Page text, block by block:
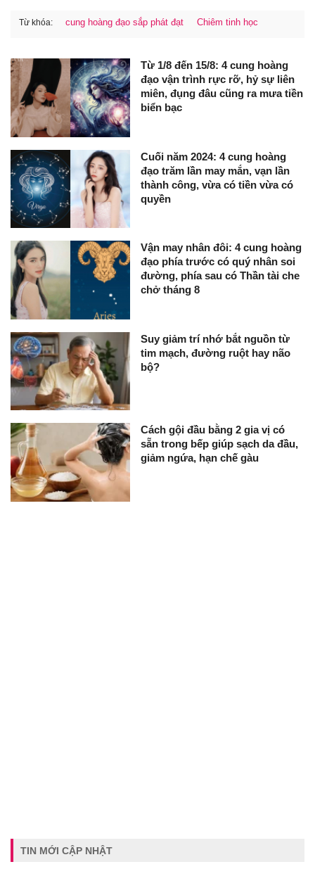
Từ khóa: cung hoàng đạo sắp phát đạt Chiêm tinh học
Từ 1/8 đến 15/8: 4 cung hoàng
đạo vận trình rực rỡ, hỷ sự liên
miên, đụng đâu cũng ra mưa tiền
biển bạc
Cuối năm 2024: 4 cung hoàng
đạo trăm lần may mắn, vạn lần
thành công, vừa có tiền vừa có
quyền
Vận may nhân đôi: 4 cung hoàng
đạo phía trước có quý nhân soi
đường, phía sau có Thần tài che
chở tháng 8
Suy giảm trí nhớ bắt nguồn từ
tim mạch, đường ruột hay não
bộ?
Cách gội đầu bằng 2 gia vị có
sẵn trong bếp giúp sạch da đầu,
giảm ngứa, hạn chế gàu
TIN MỚI CẬP NHẬT